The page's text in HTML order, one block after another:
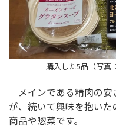
購入した5品（写真
メインである精肉の安
が、続いて興味を抱い
商品や惣菜です。